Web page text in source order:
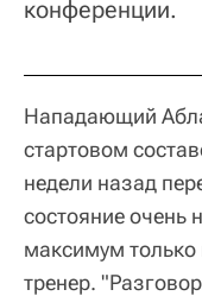
конференции.
Нападающий
стартовом
недели назад
состояние очень
максимум только
тренер.